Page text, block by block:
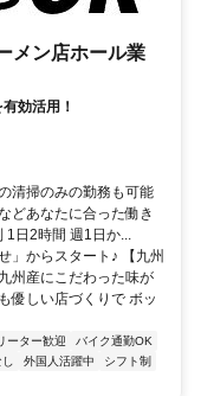
メン店ホール業
効活用！
清掃のみの勤務も可能
どあなたに合った働き
日2時間 週1日か...
」からスタート♪ 【九州
州産にこだわった味が
優しい店づくりで ボッ
ーター歓迎
バイク通勤OK
外国人活躍中
シフト制